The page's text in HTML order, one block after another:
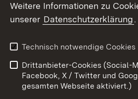
Kontakt
Barrierefreiheit
Impressum
Weitere Informationen zu
unserer Datenschutzerklärung.
Technisch notwendige Cookies
Drittanbieter-Cookies (Social-
Facebook, X / Twitter und
gesamten Webseite aktiviert.)